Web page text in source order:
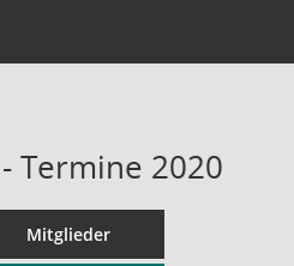
Termine 2020
Mitglieder